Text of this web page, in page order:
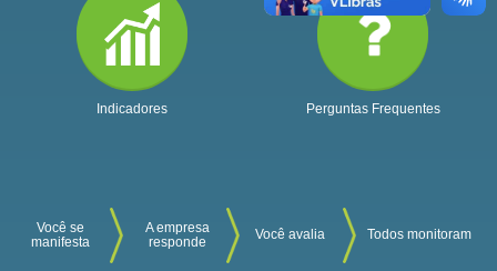
Indicadores Perguntas Frequentes
Você se
manifesta
A empresa
responde
Você avalia Todos monitoram